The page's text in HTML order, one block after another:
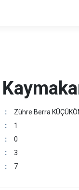
Karamanlı
Kemer
:
Zühre Berra
:
1
:
0
:
3
: 7